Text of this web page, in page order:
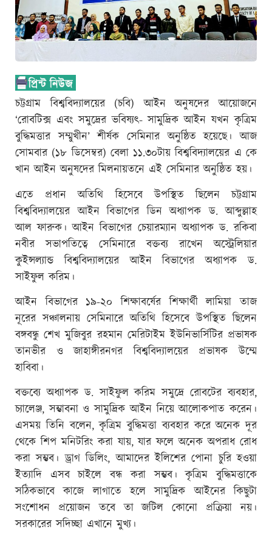
চট্টগ্রাম বিশ্ববিদ্যালয়ের (চবি) আইন অনুষদের আয়োজনে
‘রোবটিক্স এবং সমুদ্রের ভবিষ্যৎ- সামুদ্রিক আইন যখন কৃত্রিম
বুদ্ধিমত্তার সম্মুখীন’ শীর্ষক সেমিনার অনুষ্ঠিত হয়েছে। আজ
সোমবার (১৮ ডিসেম্বর) বেলা ১১.৩০টায় বিশ্ববিদ্যালয়ের এ কে
খান আইন অনুষদের মিলনায়তনে এই সেমিনার অনুষ্ঠিত হয়।
এতে প্রধান অতিথি হিসেবে উপস্থিত ছিলেন চট্টগ্রাম
বিশ্ববিদ্যালয়ের আইন বিভাগের ডিন অধ্যাপক ড. আব্দুল্লাহ
আল ফারুক। আইন বিভাগের চেয়ারম্যান অধ্যাপক ড. রকিবা
নবীর সভাপতিত্বে সেমিনারে বক্তব্য রাখেন অস্ট্রেলিয়ার
কুইন্সল্যান্ড বিশ্ববিদ্যালয়ের আইন বিভাগের অধ্যাপক ড.
সাইফুল করিম।
আইন বিভাগের ১৯-২০ শিক্ষাবর্ষের শিক্ষার্থী লামিয়া তাজ
নূরের সঞ্চালনায় সেমিনারে অতিথি হিসেবে উপস্থিত ছিলেন
বঙ্গবন্ধু শেখ মুজিবুর রহমান মেরিটাইম ইউনিভার্সিটির প্রভাষক
তানভীর ও জাহাঙ্গীরনগর বিশ্ববিদ্যালয়ের প্রভাষক উম্মে
হাবিবা।
বক্তব্যে অধ্যাপক ড. সাইফুল করিম সমুদ্রে রোবটের ব্যবহার,
চ্যালেঞ্জ, সম্ভাবনা ও সামুদ্রিক আইন নিয়ে আলোকপাত করেন।
এসময় তিনি বলেন, কৃত্রিম বুদ্ধিমত্তা ব্যবহার করে অনেক দূর
থেকে শিপ মনিটরিং করা যায়, যার ফলে অনেক অপরাধ রোধ
করা সম্ভব। ড্রাগ ডিলিং, আমাদের ইলিশের পোনা চুরি হওয়া
ইত্যাদি এসব চাইলে বন্ধ করা সম্ভব। কৃত্রিম বুদ্ধিমত্তাকে
সঠিকভাবে কাজে লাগাতে হলে সামুদ্রিক আইনের কিছুটা
সংশোধন প্রয়োজন তবে তা জটিল কোনো প্রক্রিয়া নয়।
সরকারের সদিচ্ছা এখানে মুখ্য।